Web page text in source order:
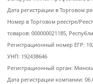
Дата регистрации в Торговом
Номер в Торговом реестре/
товаров: 000000021185,
Регистрационный номер ЕГР:
УНП: 192438646
Регистрационный орган:
Дата регистрации компании: